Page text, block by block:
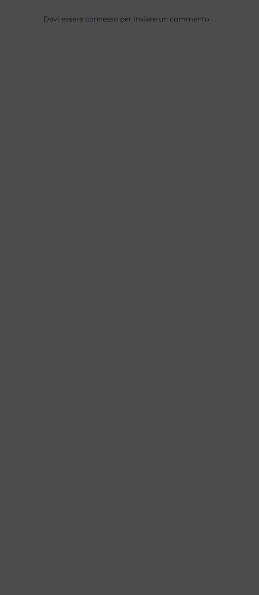
Devi essere connesso per inviare un commento.